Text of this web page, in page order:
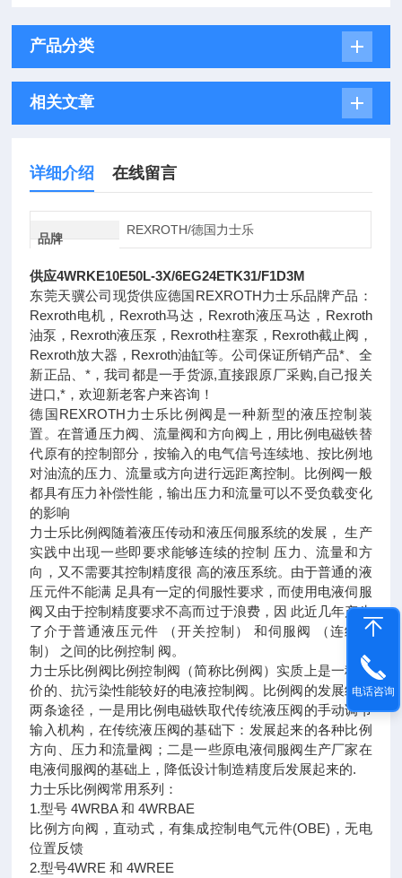
产品分类
相关文章
详细介绍 在线留言
品牌
REXROTH/德国力士乐
供应4WRKE10E50L-3X/6EG24ETK31/F1D3M
东莞天骥公司现货供应德国REXROTH力士乐品牌产品：
Rexroth电机，Rexroth马达，Rexroth液压马达，Rexroth
油泵，Rexroth液压泵，Rexroth柱塞泵，Rexroth截止阀，
Rexroth放大器，Rexroth油缸等。公司保证所销产品*、全
新正品、*，我司都是一手货源,直接跟原厂采购,自己报关
进口,*，欢迎新老客户来咨询！
德国REXROTH力士乐比例阀是一种新型的液压控制装
置。在普通压力阀、流量阀和方向阀上，用比例电磁铁替
代原有的控制部分，按输入的电气信号连续地、按比例地
对油流的压力、流量或方向进行远距离控制。比例阀一般
都具有压力补偿性能，输出压力和流量可以不受负载变化
的影响
力士乐比例阀随着液压传动和液压伺服系统的发展， 生产
实践中出现一些即要求能够连续的控制 压力、流量和方
向，又不需要其控制精度很 高的液压系统。由于普通的液
压元件不能满 足具有一定的伺服性要求，而使用电液伺服
阀又由于控制精度要求不高而过于浪费，因 此近几年产生
了介于普通液压元件 （开关控制） 和伺服阀 （连续控
制） 之间的比例控制 阀。
力士乐比例阀比例控制阀（简称比例阀）实质上是一种廉
价的、抗污染性能较好的电液控制阀。比例阀的发展经历
两条途径，一是用比例电磁铁取代传统液压阀的手动调节
输入机构，在传统液压阀的基础下：发展起来的各种比例
方向、压力和流量阀；二是一些原电液伺服阀生产厂家在
电液伺服阀的基础上，降低设计制造精度后发展起来的.
力士乐比例阀常用系列：
1.型号 4WRBA 和 4WRBAE
比例方向阀，直动式，有集成控制电气元件(OBE)，无电
位置反馈
2.型号4WRE 和 4WREE
电话咨询